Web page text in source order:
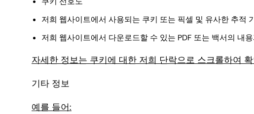
저희 웹사이트에서 사용되는 쿠키 또는 픽셀 및 유사한 추적
저희 웹사이트에서 다운로드할 수 있는 PDF 또는 백서의 내
자세한 정보는 쿠키에 대한 저희 단락으로 스크롤하여
기타 정보
예를 들어: